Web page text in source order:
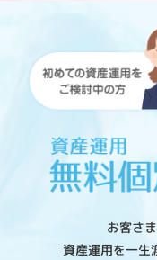
お客さ
資産運用を一生